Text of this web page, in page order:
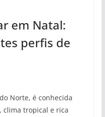
em Natal:
perfis de
Norte, é conhecida
clima tropical e rica